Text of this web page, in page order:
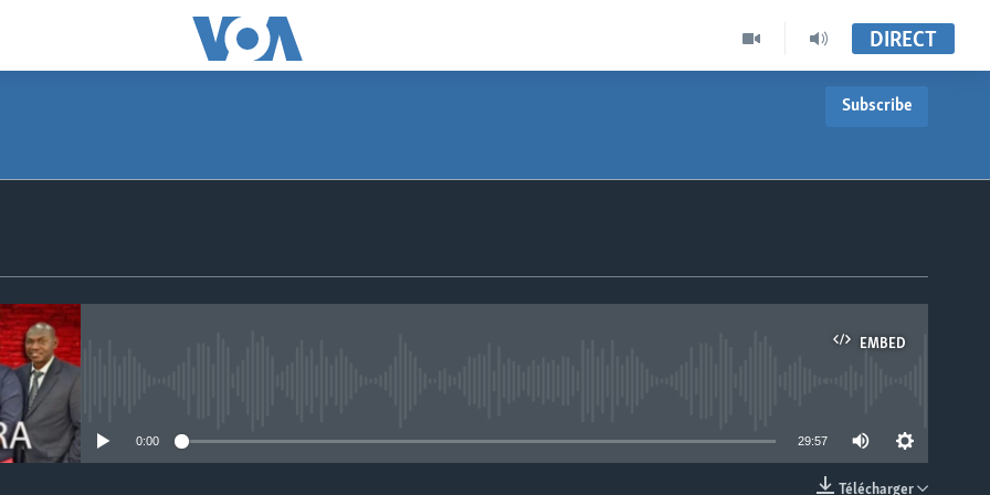
DIRECT
Subscribe
EMBED
0:00 29:57
Télécharger